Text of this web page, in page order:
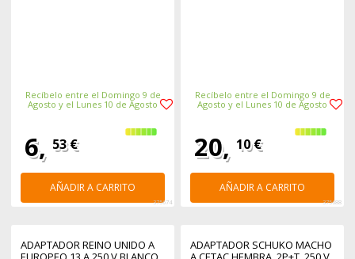
Recíbelo entre el Domingo 9 de
Agosto y el Lunes 10 de Agosto
6, 53 €
AÑADIR A CARRITO
375674
Recíbelo entre el Domingo 9 de
Agosto y el Lunes 10 de Agosto
20, 10 €
AÑADIR A CARRITO
375688
ADAPTADOR REINO UNIDO A
ADAPTADOR SCHUKO MACHO